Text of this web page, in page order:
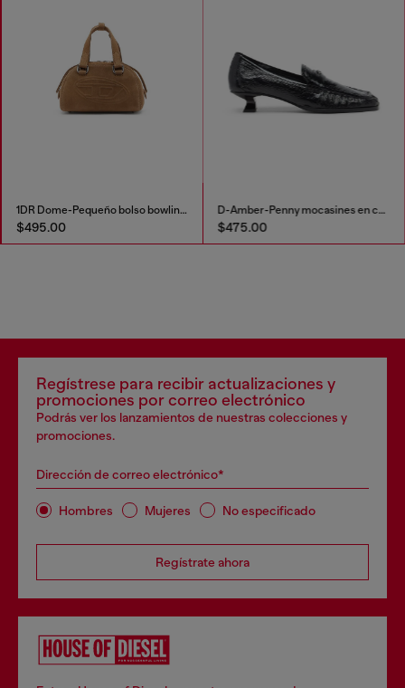
1DR Dome-Pequeño bolso bowling de ante
$495.00
D-Amber-Penny mocasines en cuero naplak
$475.00
Regístrese para recibir actualizaciones y
promociones por correo electrónico
Podrás ver los lanzamientos de nuestras colecciones y
promociones.
Dirección de correo electrónico*
Hombres Mujeres No especificado
Regístrate ahora